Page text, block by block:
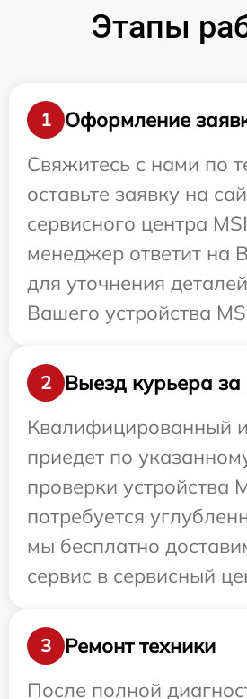
Этапы
1
Оформление
Свяжитесь с нами по
оставьте заявку на
сервисного центра
менеджер ответит на
для уточнения
Вашего устройства
2
Выезд курьера за
Квалифицированный
приедет по
проверки устройства
потребуется
мы бесплатно
сервис в сервисный
3
Ремонт техники
После полной